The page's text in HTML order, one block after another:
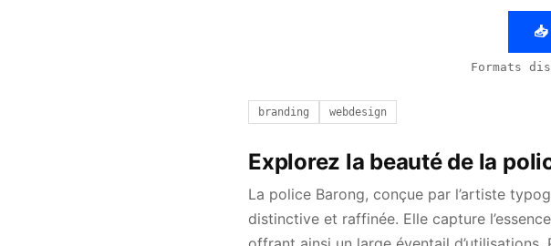
Formats
branding webdesign
Explorez la beauté de la
La police Barong, conçue par l’artiste
distinctive et raffinée. Elle capture